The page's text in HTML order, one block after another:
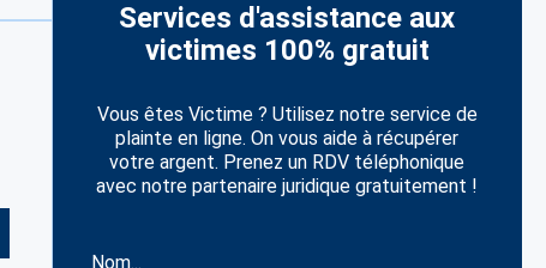
Services d'assistance aux
victimes 100% gratuit
Vous êtes Victime ? Utilisez notre service de
plainte en ligne. On vous aide à récupérer
votre argent. Prenez un RDV téléphonique
avec notre partenaire juridique gratuitement !